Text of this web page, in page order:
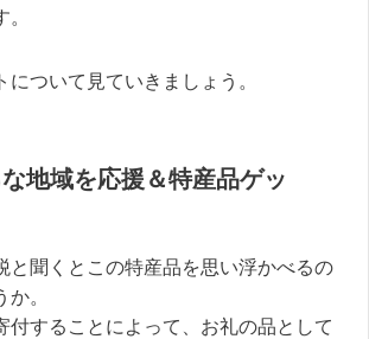
について見ていきましょう。
地域を応援＆特産品ゲッ
と聞くとこの特産品を思い浮かべるの
。
付することによって、お礼の品として